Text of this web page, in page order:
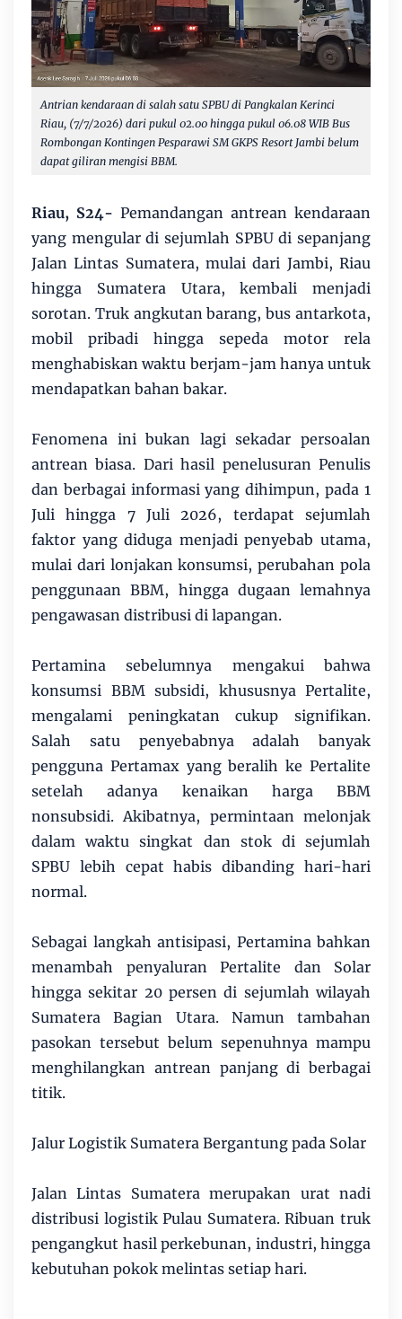
Antrian kendaraan di salah satu SPBU di Pangkalan Kerinci
Riau, (7/7/2026) dari pukul 02.00 hingga pukul 06.08 WIB Bus
Rombongan Kontingen Pesparawi SM GKPS Resort Jambi belum
dapat giliran mengisi BBM.
Riau, S24- Pemandangan antrean kendaraan
yang mengular di sejumlah SPBU di sepanjang
Jalan Lintas Sumatera, mulai dari Jambi, Riau
hingga Sumatera Utara, kembali menjadi
sorotan. Truk angkutan barang, bus antarkota,
mobil pribadi hingga sepeda motor rela
menghabiskan waktu berjam-jam hanya untuk
mendapatkan bahan bakar.
Fenomena ini bukan lagi sekadar persoalan
antrean biasa. Dari hasil penelusuran Penulis
dan berbagai informasi yang dihimpun, pada 1
Juli hingga 7 Juli 2026, terdapat sejumlah
faktor yang diduga menjadi penyebab utama,
mulai dari lonjakan konsumsi, perubahan pola
penggunaan BBM, hingga dugaan lemahnya
pengawasan distribusi di lapangan.
Pertamina sebelumnya mengakui bahwa
konsumsi BBM subsidi, khususnya Pertalite,
mengalami peningkatan cukup signifikan.
Salah satu penyebabnya adalah banyak
pengguna Pertamax yang beralih ke Pertalite
setelah adanya kenaikan harga BBM
nonsubsidi. Akibatnya, permintaan melonjak
dalam waktu singkat dan stok di sejumlah
SPBU lebih cepat habis dibanding hari-hari
normal.
Sebagai langkah antisipasi, Pertamina bahkan
menambah penyaluran Pertalite dan Solar
hingga sekitar 20 persen di sejumlah wilayah
Sumatera Bagian Utara. Namun tambahan
pasokan tersebut belum sepenuhnya mampu
menghilangkan antrean panjang di berbagai
titik.
Jalur Logistik Sumatera Bergantung pada Solar
Jalan Lintas Sumatera merupakan urat nadi
distribusi logistik Pulau Sumatera. Ribuan truk
pengangkut hasil perkebunan, industri, hingga
kebutuhan pokok melintas setiap hari.